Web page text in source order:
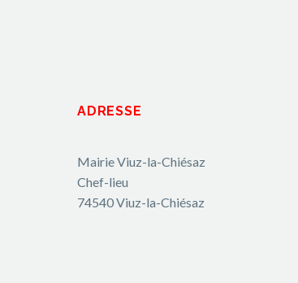
ADRESSE
Mairie Viuz-la-Chiésaz
Chef-lieu
74540 Viuz-la-Chiésaz